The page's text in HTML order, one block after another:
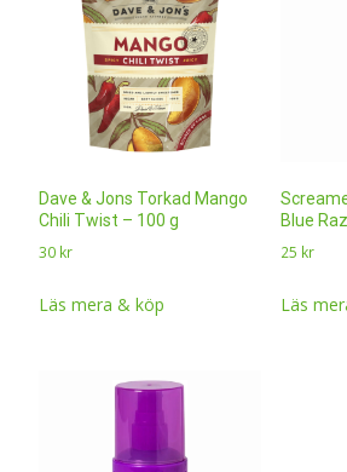
Dave & Jons Torkad Mango
Chili Twist – 100 g
30 kr
Läs mera & köp
Blue
25 kr
Läs